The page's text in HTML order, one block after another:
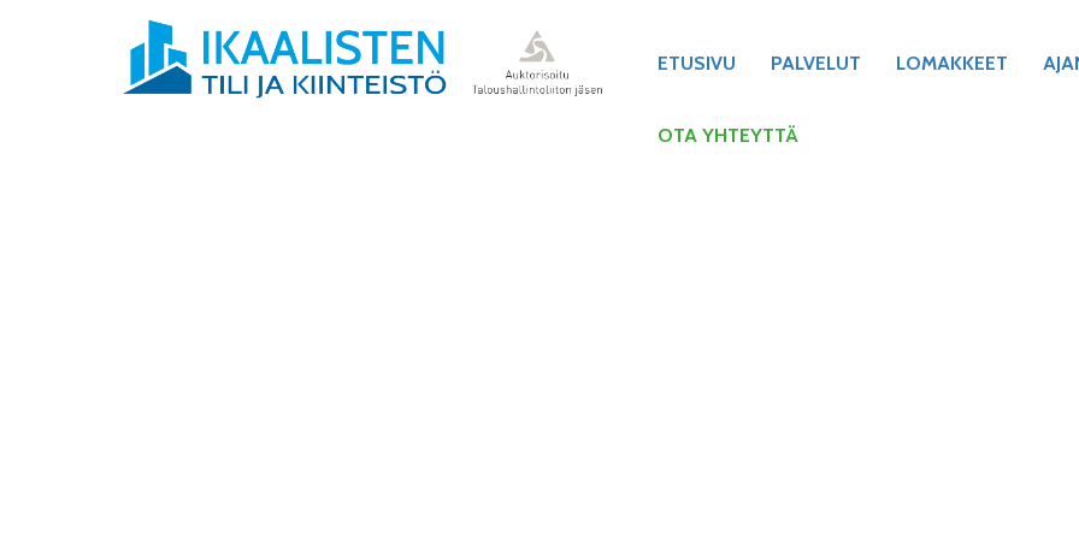
ETUSIVU PALVELUT LOMAKKEET
OTA YHTEYTTÄ